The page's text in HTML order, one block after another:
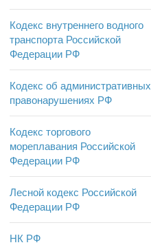
Кодекс внутреннего водного
транспорта Российской
Федерации РФ
Кодекс об административных
правонарушениях РФ
Кодекс торгового
мореплавания Российской
Федерации РФ
Лесной кодекс Российской
Федерации РФ
НК РФ